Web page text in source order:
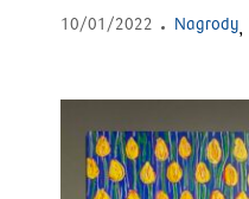
10/01/2022 Nagrody,